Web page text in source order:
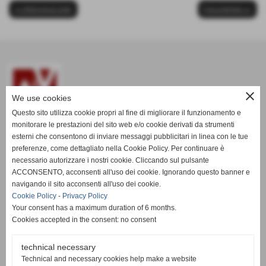
www.aevitaliadisplay.com
A&V ITALIA S.R.L. - P.Iva 01635080508
Via Orosei, 68, 56021 Visignano di Cascina (PI) ITALIA
Registered in the Register of Companies of Pisa N.142653
close
We use cookies
Questo sito utilizza cookie propri al fine di migliorare il funzionamento e
monitorare le prestazioni del sito web e/o cookie derivati da strumenti
esterni che consentono di inviare messaggi pubblicitari in linea con le tue
preferenze, come dettagliato nella Cookie Policy. Per continuare è
necessario autorizzare i nostri cookie. Cliccando sul pulsante
ACCONSENTO, acconsenti all'uso dei cookie. Ignorando questo banner e
navigando il sito acconsenti all'uso dei cookie.
Cookie Policy - Privacy Policy
Your consent has a maximum duration of 6 months.
Cookies accepted in the consent: no consent
technical necessary
Technical and necessary cookies help make a website